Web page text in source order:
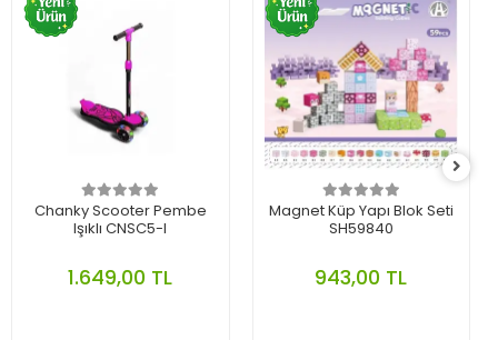
Chanky Scooter Pembe
Işıklı CNSC5-I
1.649,00 TL
Magnet Küp Yapı Blok Seti
SH59840
943,00 TL